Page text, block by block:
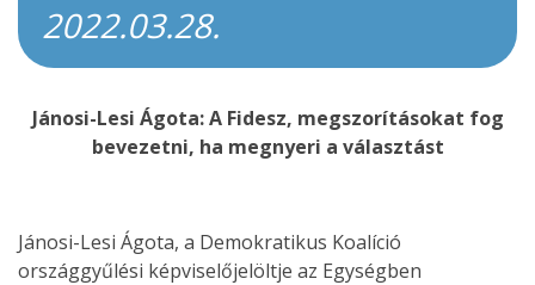
2022.03.28.
Jánosi-Lesi Ágota: A Fidesz, megszorításokat fog
bevezetni, ha megnyeri a választást
Jánosi-Lesi Ágota, a Demokratikus Koalíció
országgyűlési képviselőjelöltje az Egységben